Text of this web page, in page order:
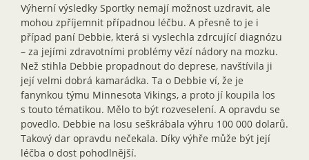
Výherní výsledky Sportky nemají možnost uzdravit, ale
mohou zpříjemnit případnou léčbu. A přesně to je i
případ paní Debbie, která si vyslechla zdrcující diagnózu
– za jejími zdravotními problémy vězí nádory na mozku.
Než stihla Debbie propadnout do deprese, navštívila ji
její velmi dobrá kamarádka. Ta o Debbie ví, že je
fanynkou týmu Minnesota Vikings, a proto jí koupila los
s touto tématikou. Mělo to být rozveselení. A opravdu se
povedlo. Debbie na losu seškrábala výhru 100 000 dolarů.
Takový dar opravdu nečekala. Díky výhře může být její
léčba o dost pohodlnější.